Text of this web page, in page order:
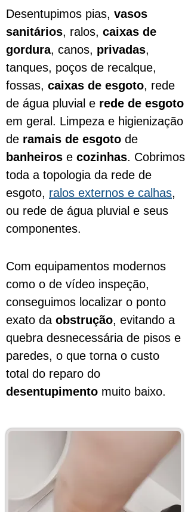
Desentupimos pias, vasos
sanitários, ralos, caixas de
gordura, canos, privadas,
tanques, poços de recalque,
fossas, caixas de esgoto, rede
de água pluvial e rede de esgoto
em geral. Limpeza e higienização
de ramais de esgoto de
banheiros e cozinhas. Cobrimos
toda a topologia da rede de
esgoto, ralos externos e calhas,
ou rede de água pluvial e seus
componentes.
Com equipamentos modernos
como o de vídeo inspeção,
conseguimos localizar o ponto
exato da obstrução, evitando a
quebra desnecessária de pisos e
paredes, o que torna o custo
total do reparo do
desentupimento muito baixo.